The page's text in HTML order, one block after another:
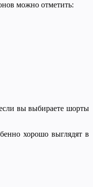
можно отметить:
вы выбираете шорты
хорошо выглядят в